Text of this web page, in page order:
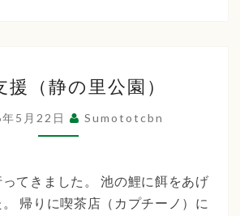
出
支
援
の
里
援（静の里公園）
5月22日 Sumototcbn
てきました。 池の鯉に餌をあげ
帰りに喫茶店（カプチーノ）に